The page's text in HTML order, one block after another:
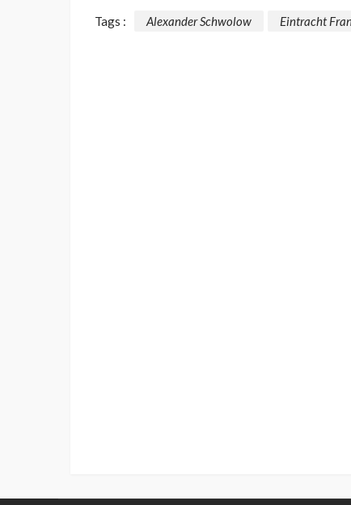
Tags : Alexander Schwolow Eintracht